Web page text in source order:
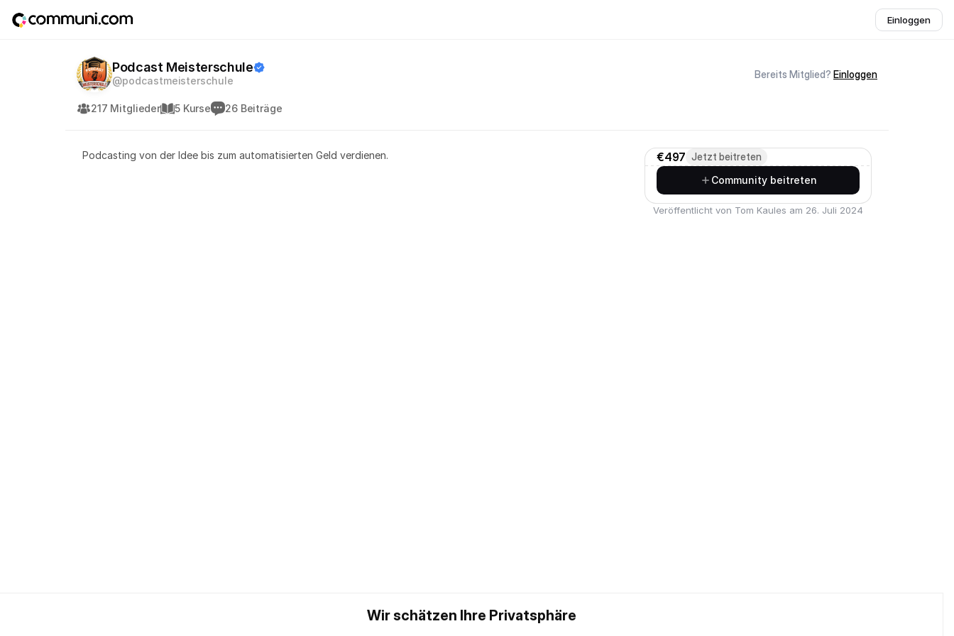
Einloggen
Podcast Meisterschule
@podcastmeisterschule
Bereits Mitglied? Einloggen
217 Mitglieder 5 Kurse 26 Beiträge
Podcasting von der Idee bis zum automatisierten Geld verdienen. €497 Jetzt beitreten
Community beitreten
Veröffentlicht von Tom Kaules am 26. Juli 2024
Wir schätzen Ihre Privatsphäre